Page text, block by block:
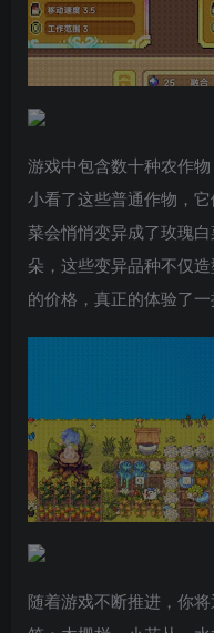
游戏中包含数十种农作
小看了这些普通作物，
菜会悄悄变异成了玫瑰
朵，这些变异品种不仅
的价格，真正的体验了一
随着游戏不断推进，你